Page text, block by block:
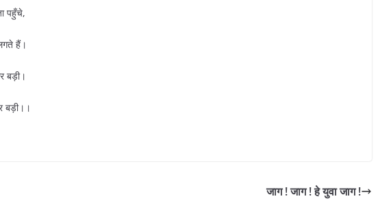
पहुँचे,
हैं।
बड़ी।
बड़ी।।
जाग ! जाग ! हे युवा जाग !